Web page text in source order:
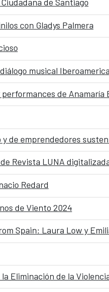
con Gladys Palmera
musical
de Anamaría
de emprendedores
Revista LUNA
Redard
de Viento 2024
Spain: Laura Low y
Eliminación de la